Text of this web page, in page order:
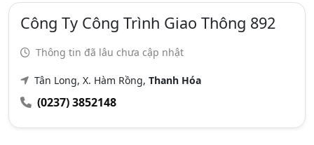
Công Ty Công Trình Giao Thông 892
Thông tin đã lâu chưa cập nhật
Tân Long, X. Hàm Rồng, Thanh Hóa
(0237) 3852148